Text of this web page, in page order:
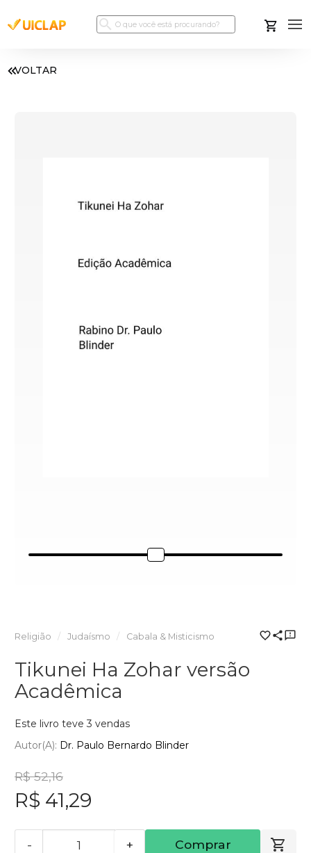
VOLTAR
Religião Judaísmo Cabala & Misticismo
Tikunei Ha Zohar versão
Acadêmica
Este livro teve 3 vendas
Autor(a): Dr. Paulo Bernardo Blinder
R$ 52,16
R$ 41,29
- + Comprar